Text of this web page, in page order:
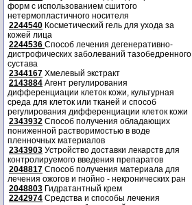
форм с использованием сшитого
нетермопластичного носителя
2244540 Косметический гель для ухода за
кожей лица
2244536 Способ лечения дегенеративно-
дистрофических заболеваний тазобедренного
сустава
2344167 Хмелевый экстракт
2143884 Агент регулирования
дифференциации клеток кожи, культурная
среда для клеток или тканей и способ
регулирования дифференциации клеток кожи
2343932 Способ получения обладающих
пониженной растворимостью в воде
пленночных материалов
2343903 Устройство доставки лекарств для
контролируемого введения препаратов
2048817 Способ получения материала для
лечения ожогов и гнойно - некронических ран
2048803 Гидратантный крем
2242974 Средства и способы лечения